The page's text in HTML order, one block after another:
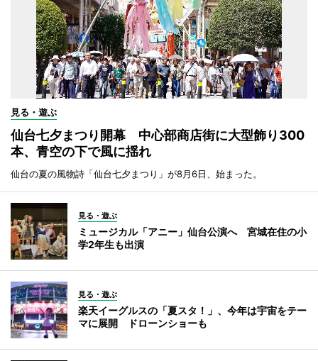
見る・遊ぶ
仙台七夕まつり開幕 中心部商店街に大型飾り300
本、青空の下で風に揺れ
仙台の夏の風物詩「仙台七夕まつり」が8月6日、始まった。
見る・遊ぶ
ミュージカル「アニー」仙台公演へ 宮城在住の小
学2年生も出演
見る・遊ぶ
楽天イーグルスの「夏スタ！」、今年は宇宙をテー
マに展開 ドローンショーも